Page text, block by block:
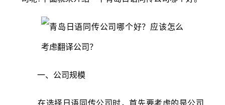
一、公司规模
在选择日语同传公司时，首先要考虑的是公司